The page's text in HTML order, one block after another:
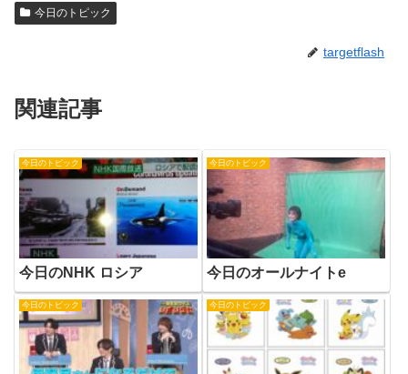
今日のトピック
targetflash
関連記事
今日のトピック
今日のNHK ロシア
今日のトピック
今日のオールナイトe
今日のトピック 今日のトピック